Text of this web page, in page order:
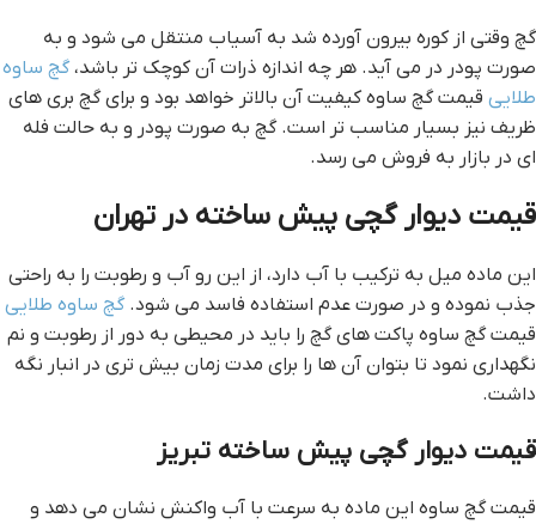
گچ وقتی از کوره بیرون آورده شد به آسیاب منتقل می شود و به
صورت پودر در می آید. هر چه اندازه ذرات آن کوچک تر باشد،گچ ساوه
طلایی قيمت گچ ساوه کیفیت آن بالاتر خواهد بود و برای گچ بری های
ظریف نیز بسیار مناسب تر است. گچ به صورت پودر و به حالت فله
ای در بازار به فروش می رسد.
قيمت ديوار گچي پيش ساخته در تهران
این ماده میل به ترکیب با آب دارد، از این رو آب و رطوبت را به راحتی
جذب نموده و در صورت عدم استفاده فاسد می شود.گچ ساوه طلایی
قيمت گچ ساوه پاکت های گچ را باید در محیطی به دور از رطوبت و نم
نگهداری نمود تا بتوان آن ها را برای مدت زمان بیش تری در انبار نگه
داشت.
قيمت ديوار گچي پيش ساخته تبريز
قيمت گچ ساوه این ماده به سرعت با آب واکنش نشان می دهد و